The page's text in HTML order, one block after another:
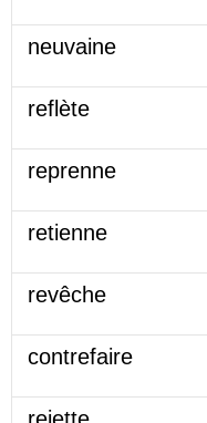
neuvaine
reflète
reprenne
retienne
revêche
contrefaire
rejette